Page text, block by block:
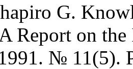
G.
A Report on
№ 11(5).